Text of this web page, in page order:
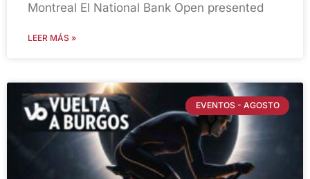
Montreal El National Bank Open presented
LEER MÁS »
EVENTOS - AGOSTO